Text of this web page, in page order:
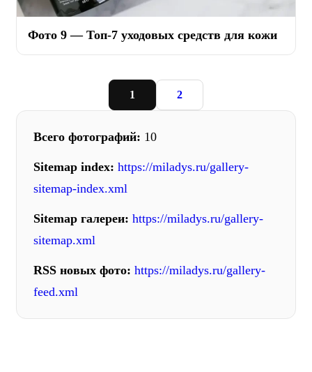
Фото 9 — Топ-7 уходовых средств для кожи
1 2
Всего фотографий: 10
Sitemap index: https://miladys.ru/gallery-
sitemap-index.xml
Sitemap галереи: https://miladys.ru/gallery-
sitemap.xml
RSS новых фото: https://miladys.ru/gallery-
feed.xml